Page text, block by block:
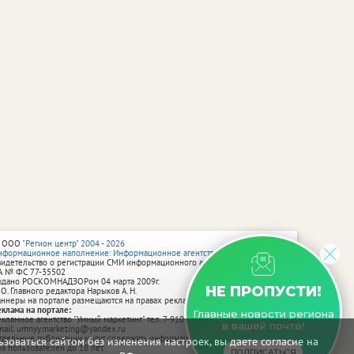
сайтом без изменения настроек, вы даете согласие на
НЕ ПРОПУСТИ!
Главные новости региона
в вашей почте!
"Регион центр" 2004 - 2026
наполнение: Информационное агентство vRossii.ru
о регистрации СМИ информационного агентства vRossii.ru
№ ФС 77‑35502
РОСКОМНАДЗОРом 04 марта 2009г.
Главного редактора Нарыков А. Н.
на портале размещаются на правах рекламы.
на портале:
агентство "Умный маркетинг" тел. 7-910-267-70-40,
umnyy.marketing@yandex.ru
публикации могут содержать информацию, не предназначенную
пользователей до 18 лет.